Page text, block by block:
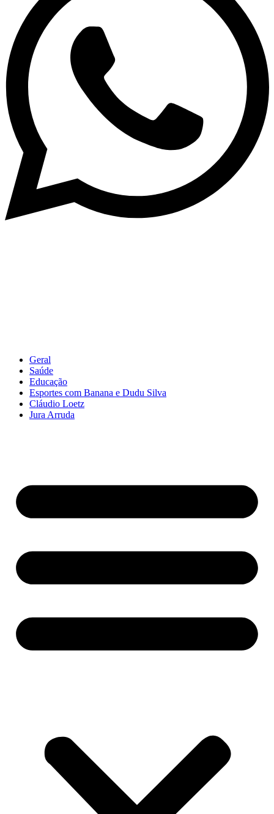
Geral
Saúde
Educação
Esportes com Banana e Dudu Silva
Cláudio Loetz
Jura Arruda